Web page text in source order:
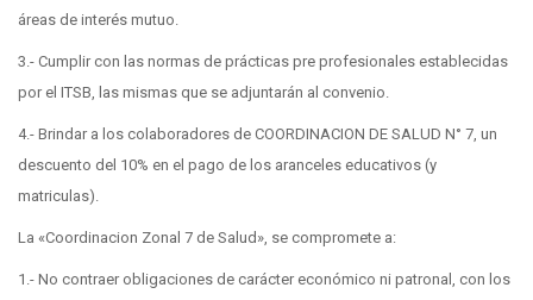
áreas de interés mutuo.
3.- Cumplir con las normas de prácticas pre profesionales establecidas
por el ITSB, las mismas que se adjuntarán al convenio.
4.- Brindar a los colaboradores de COORDINACION DE SALUD N° 7, un
descuento del 10% en el pago de los aranceles educativos (y
matriculas).
La «Coordinacion Zonal 7 de Salud», se compromete a:
1.- No contraer obligaciones de carácter económico ni patronal, con los